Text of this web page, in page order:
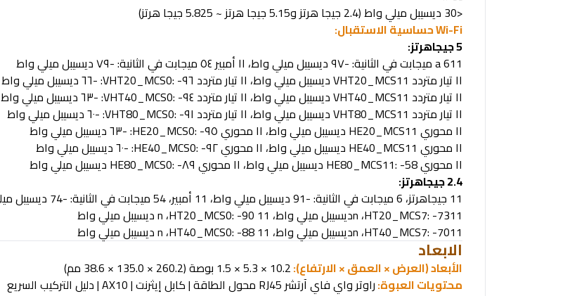
<30
ديسيبل ميلي واط (2.4 جيجا هرتز و5.15 جيجا هرتز ~ 5.825 جيجا هرتز)
Wi-Fi حساسية الاستقبال:
5جيجاهرتز:
11
a 6ميجابت في الثانية: -٩٧ ديسيبل ميلي واط، ١١ أمبير ٥٤ ميجابت في الثانية: -٧٩ ديسيبل ميلي واط
١١ تيار متردد ٩٦ ديسيبل ميلي واط، ١١ تيار مترددVHT20_MCS11: - ٦٦ديسيبل ميلي واط
١١ تيار متردد ٩٤ ديسيبل ميلي واط، ١١ تيار مترددVHT40_MCS11: - ٦٣ديسيبل ميلي واط
١١ تيار متردد ٩١ ديسيبل ميلي واط، ١١ تيار مترددVHT80_MCS11: - ٦٠ديسيبل ميلي واط
١١ محوريHE20_MCS0: - ٩٥ ديسيبل ميلي واط، ١١ محوري HE20_MCS11: - ٦٣ديسيبل ميلي واط
١١ محوريHE40_MCS0: - ٩٢ ديسيبل ميلي واط، ١١ محوري HE40_MCS11: - ٦٠ديسيبل ميلي واط
١١ محوريHE80_MCS0: - ٨٩ ديسيبل ميلي واط، ١١ محوري HE80_MCS11: -58
ديسيبل ميلي واط
2.4جيجاهرتز:
11 جيجاهرتز، 6 ميجابت في الثانية: -91 ديسيبل ميلي واط، 11 أمبير، 54 ميجابت في الثانية: -74 ديسيبل ميلي واط
11
n ،HT20_MCS0: -90 ديسيبل ميلي واط، 11n ،HT20_MCS7: -73
ديسيبل ميلي واط
11
n ،HT40_MCS0: -88 ديسيبل ميلي واط، 11n ،HT40_MCS7: -70 ديسيبل ميلي واط
الابعاد
الأبعاد (العرض × العمق × الارتفاع):10.2 × 5.3 × 1.5
بوصة (260.2 × 135.0 × 38.6 مم)
محتويات العبوة:راوتر واي فاي آرتشر AX10 |محول الطاقة | كابل إيثرنت RJ45 | دليل التركيب السريع